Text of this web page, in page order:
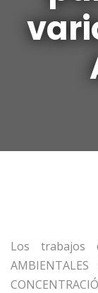
Los trabajos